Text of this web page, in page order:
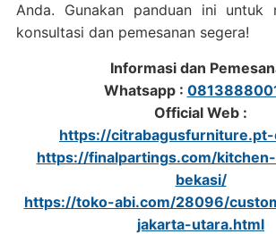
Anda. Gunakan panduan ini untuk
konsultasi dan pemesanan segera!
Informasi dan
Whatsapp :
Official Web :
https://
https://finalpartings.com/
bekasi/
https://toko-abi.com/28096/
jakarta-utara.html